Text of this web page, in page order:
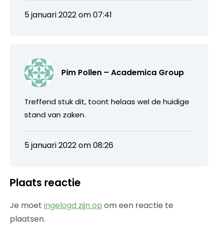
5 januari 2022 om 07:41
Pim Pollen – Academica Group
Treffend stuk dit, toont helaas wel de huidige
stand van zaken.
5 januari 2022 om 08:26
Plaats reactie
Je moet ingelogd zijn op om een reactie te
plaatsen.